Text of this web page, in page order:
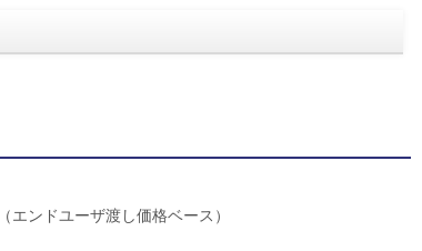
ンドユーザ渡し価格ベース）